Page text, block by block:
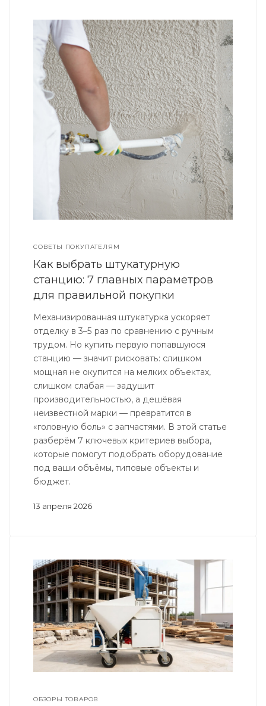
СОВЕТЫ ПОКУПАТЕЛЯМ
13 апреля 2026
Как выбрать штукатурную
станцию: 7 главных параметров
для правильной покупки
Механизированная штукатурка ускоряет
отделку в 3–5 раз по сравнению с ручным
трудом. Но купить первую попавшуюся
станцию — значит рисковать: слишком
мощная не окупится на мелких объектах,
слишком слабая — задушит
производительностью, а дешёвая
неизвестной марки — превратится в
«головную боль» с запчастями. В этой статье
разберём 7 ключевых критериев выбора,
которые помогут подобрать оборудование
под ваши объёмы, типовые объекты и
бюджет.
ОБЗОРЫ ТОВАРОВ